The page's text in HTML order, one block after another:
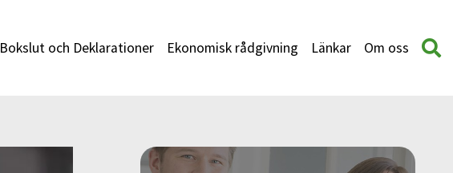
Bokslut och Deklarationer Ekonomisk rådgivning Länkar Om oss